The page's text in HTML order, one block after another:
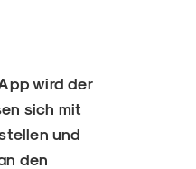
wird der
sich mit
und
den